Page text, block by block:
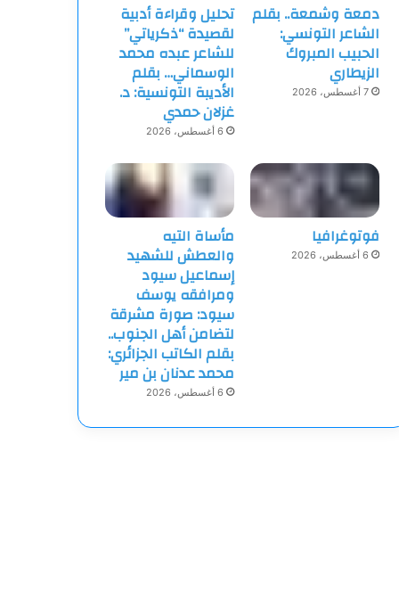
دمعة وشمعة.. بقلم
الشاعر التونسي:
الحبيب المبروك
الزيطاري
7 أغسطس، 2026
تحليل وقراءة أدبية
لقصيدة “ذكرياتي”
للشاعر عبده محمد
الوسماني… بقلم
الأديبة التونسية: د.
غزلان حمدي
6 أغسطس، 2026
فوتوغرافيا
6 أغسطس، 2026
مأساة التيه
والعطش للشهيد
إسماعيل سيود
ومرافقه يوسف
سيود: صورة مشرقة
لتضامن أهل الجنوب..
بقلم الكاتب الجزائري:
محمد عدنان بن مير
6 أغسطس، 2026